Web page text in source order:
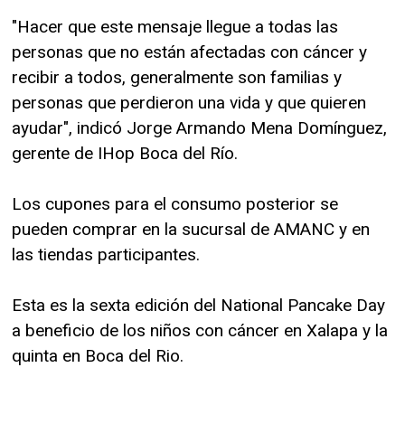
"Hacer que este mensaje llegue a todas las
personas que no están afectadas con cáncer y
recibir a todos, generalmente son familias y
personas que perdieron una vida y que quieren
ayudar", indicó Jorge Armando Mena Domínguez,
gerente de IHop Boca del Río.
Los cupones para el consumo posterior se
pueden comprar en la sucursal de AMANC y en
las tiendas participantes.
Esta es la sexta edición del National Pancake Day
a beneficio de los niños con cáncer en Xalapa y la
quinta en Boca del Rio.